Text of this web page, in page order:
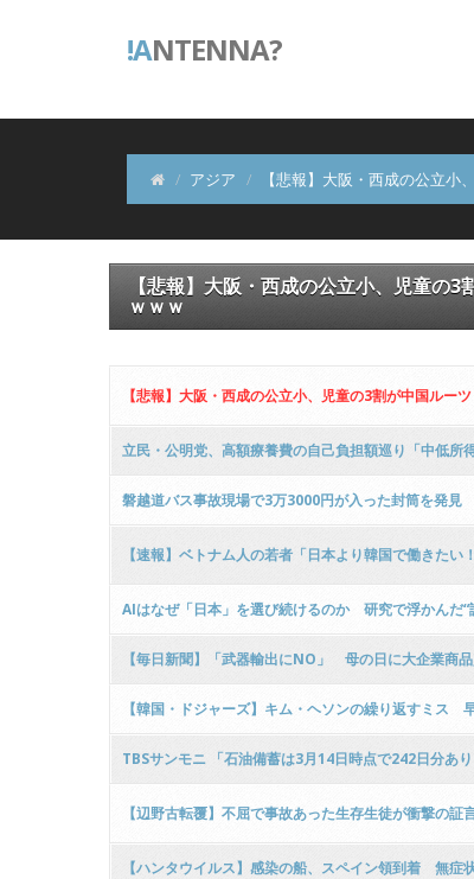
!ANTENNA?
アジア 【悲報】大阪・西成の公立
【悲報】大阪・西成の公立小、児童
ｗｗｗ
【悲報】大阪・西成の公立小、児童の3割が中国ル
立民・公明党、高額療養費の自己負担額巡り「中低
磐越道バス事故現場で3万3000円が入った封筒を発
【速報】ベトナム人の若者「日本より韓国で働きた
AIはなぜ「日本」を選び続けるのか 研究で浮かんだ“
【毎日新聞】「武器輸出にNO」 母の日に大企業
【韓国・ドジャーズ】キム・ヘソンの繰り返すミス
TBSサンモニ 「石油備蓄は3月14日時点で242日分あ
【辺野古転覆】不屈で事故あった生存生徒が衝撃の
【ハンタウイルス】感染の船、スペイン領到着 無症